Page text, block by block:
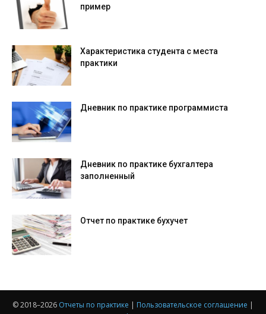
пример
Характеристика студента с места
практики
Дневник по практике программиста
Дневник по практике бухгалтера
заполненный
Отчет по практике бухучет
© 2018–2026 Отчеты по практике | Пользовательское соглашение |